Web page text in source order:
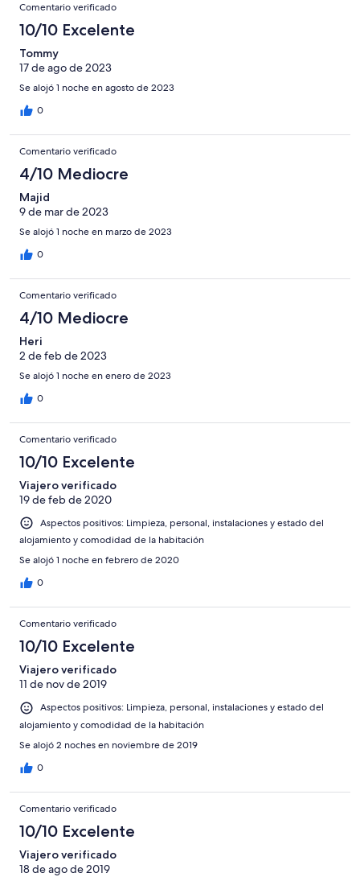
Comentario verificado
10/10 Excelente
Tommy
17 de ago de 2023
Se alojó 1 noche en agosto de 2023
0
Comentario verificado
4/10 Mediocre
Majid
9 de mar de 2023
Se alojó 1 noche en marzo de 2023
0
Comentario verificado
4/10 Mediocre
Heri
2 de feb de 2023
Se alojó 1 noche en enero de 2023
0
Comentario verificado
10/10 Excelente
Viajero verificado
19 de feb de 2020
Aspectos positivos: Limpieza, personal, instalaciones y estado del
alojamiento y comodidad de la habitación
Se alojó 1 noche en febrero de 2020
0
Comentario verificado
10/10 Excelente
Viajero verificado
11 de nov de 2019
Aspectos positivos: Limpieza, personal, instalaciones y estado del
alojamiento y comodidad de la habitación
Se alojó 2 noches en noviembre de 2019
0
Comentario verificado
10/10 Excelente
Viajero verificado
18 de ago de 2019